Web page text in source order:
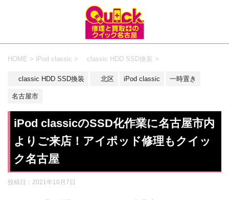
HOME > iPod classic > classic HDD SSD換装 >
classic HDD SSD換装 北区 iPod classic 一時置き
名古屋市
iPod classicのSSD化作業に名古屋市内
よりご来店！アイポッド修理もクイッ
ク名古屋
投稿日： 2021年10月7日